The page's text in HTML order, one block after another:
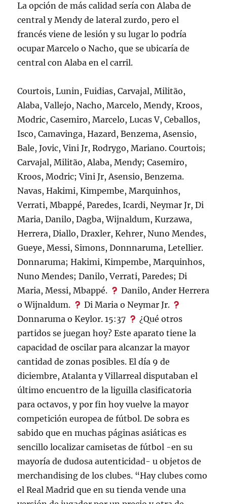
La opción de más calidad sería con Alaba de
central y Mendy de lateral zurdo, pero el
francés viene de lesión y su lugar lo podría
ocupar Marcelo o Nacho, que se ubicaría de
central con Alaba en el carril.
Courtois, Lunin, Fuidias, Carvajal, Militão,
Alaba, Vallejo, Nacho, Marcelo, Mendy, Kroos,
Modric, Casemiro, Marcelo, Lucas V, Ceballos,
Isco, Camavinga, Hazard, Benzema, Asensio,
Bale, Jovic, Vini Jr, Rodrygo, Mariano. Courtois;
Carvajal, Militão, Alaba, Mendy; Casemiro,
Kroos, Modric; Vini Jr, Asensio, Benzema.
Navas, Hakimi, Kimpembe, Marquinhos,
Verrati, Mbappé, Paredes, Icardi, Neymar Jr, Di
Maria, Danilo, Dagba, Wijnaldum, Kurzawa,
Herrera, Diallo, Draxler, Kehrer, Nuno Mendes,
Gueye, Messi, Simons, Donnnaruma, Letellier.
Donnaruma; Hakimi, Kimpembe, Marquinhos,
Nuno Mendes; Danilo, Verrati, Paredes; Di
Maria, Messi, Mbappé.
Danilo, Ander Herrera
o Wijnaldum.
Di Maria o Neymar Jr.
Donnaruma o Keylor. 15:37
¿Qué otros
partidos se juegan hoy? Este aparato tiene la
capacidad de oscilar para alcanzar la mayor
cantidad de zonas posibles. El día 9 de
diciembre, Atalanta y Villarreal disputaban el
último encuentro de la liguilla clasificatoria
para octavos, y por fin hoy vuelve la mayor
competición europea de fútbol. De sobra es
sabido que en muchas páginas asiáticas es
sencillo localizar camisetas de fútbol -en su
mayoría de dudosa autenticidad- u objetos de
merchandising de los clubes. “Hay clubes como
el Real Madrid que en su tienda vende una